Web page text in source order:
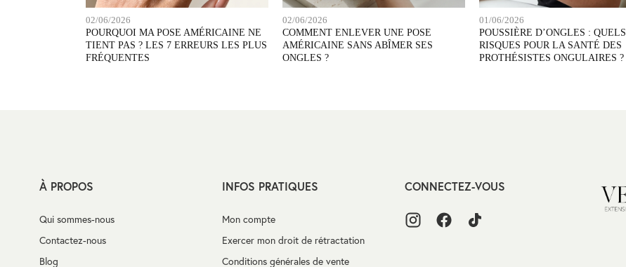
02/06/2026
POURQUOI MA POSE AMÉRICAINE NE
TIENT PAS ? LES 7 ERREURS LES PLUS
FRÉQUENTES
02/06/2026
COMMENT ENLEVER UNE POSE
AMÉRICAINE SANS ABÎMER SES
ONGLES ?
01/06/2026
POUSSIÈRE D’ONGLES : QUELS
RISQUES POUR LA SANTÉ DES
PROTHÉSISTES ONGULAIRES ?
À PROPOS
Qui sommes-nous
Contactez-nous
Blog
INFOS PRATIQUES
Mon compte
Exercer mon droit de rétractation
Conditions générales de vente
CONNECTEZ-VOUS